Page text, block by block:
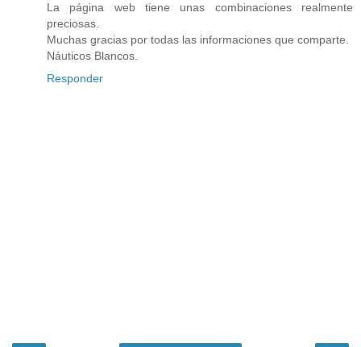
La página web tiene unas combinaciones realmente
preciosas.
Muchas gracias por todas las informaciones que comparte.
Náuticos Blancos.
Responder